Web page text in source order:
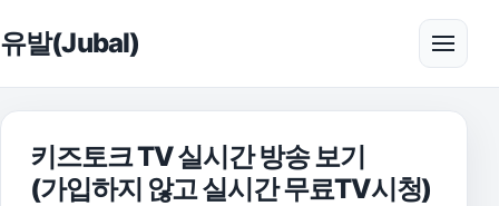
유발(Jubal) 메뉴
키즈토크 TV 실시간 방송 보기
(가입하지 않고 실시간 무료TV시청)